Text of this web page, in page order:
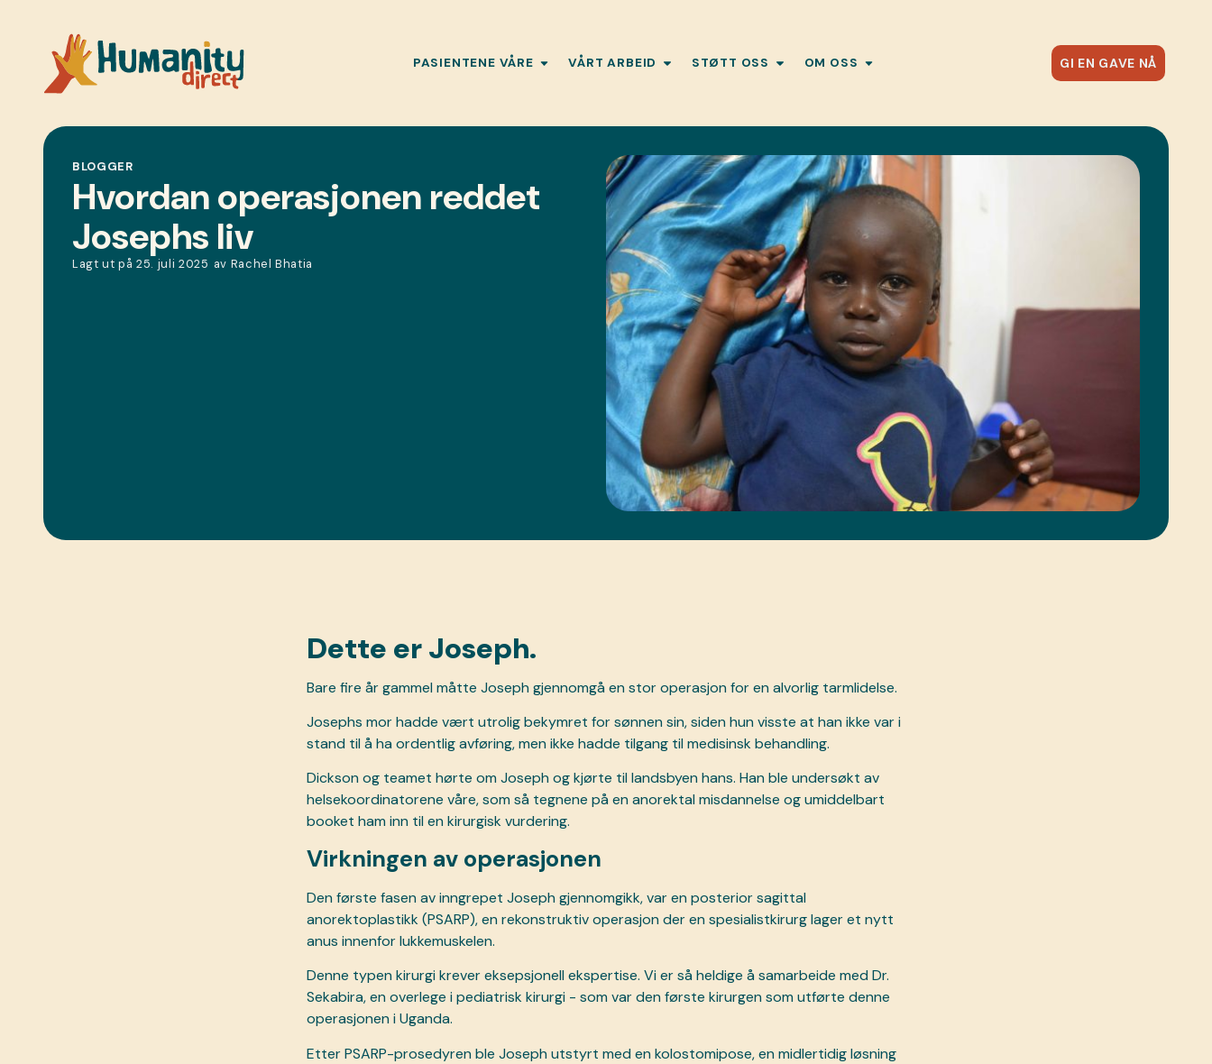
PASIENTENE VÅRE VÅRT ARBEID STØTT OSS OM OSS GI EN GAVE NÅ
BLOGGER
Hvordan operasjonen reddet
Josephs liv
Lagt ut på 25. juli 2025 av Rachel Bhatia
Dette er Joseph.
Bare fire år gammel måtte Joseph gjennomgå en stor operasjon for en alvorlig tarmlidelse.
Josephs mor hadde vært utrolig bekymret for sønnen sin, siden hun visste at han ikke var i
stand til å ha ordentlig avføring, men ikke hadde tilgang til medisinsk behandling.
Dickson og teamet hørte om Joseph og kjørte til landsbyen hans. Han ble undersøkt av
helsekoordinatorene våre, som så tegnene på en anorektal misdannelse og umiddelbart
booket ham inn til en kirurgisk vurdering.
Virkningen av operasjonen
Den første fasen av inngrepet Joseph gjennomgikk, var en posterior sagittal
anorektoplastikk (PSARP), en rekonstruktiv operasjon der en spesialistkirurg lager et nytt
anus innenfor lukkemuskelen.
Denne typen kirurgi krever eksepsjonell ekspertise. Vi er så heldige å samarbeide med Dr.
Sekabira, en overlege i pediatrisk kirurgi - som var den første kirurgen som utførte denne
operasjonen i Uganda.
Etter PSARP-prosedyren ble Joseph utstyrt med en kolostomipose, en midlertidig løsning